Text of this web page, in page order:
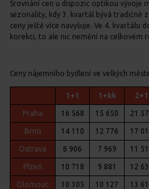
Srovnání cen u dispozic optikou vývoje
sezonality, kdy 3. kvartál bývá tradičně
ceny ještě více navyšuje. Ve 4. kvartálu
korekci, to ale nic nemění na celkovém
Ceny nájemního bydlení ve velkých
1+1 1+kk 2+1
Praha 16 568 15 650 21
Brno 14 110 12 776 17
Ostrava 8 906 7 969 11
Plzeň 10 718 9 881 12
Olomouc 10 305 10 127 13